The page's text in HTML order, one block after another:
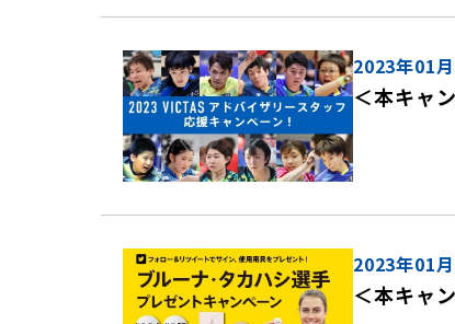
2023年01
＜本キャ
2023年01
＜本キャ